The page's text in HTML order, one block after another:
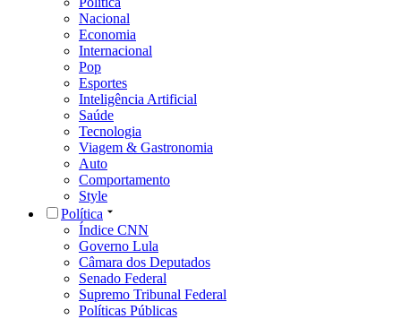
Nacional
Economia
Internacional
Pop
Esportes
Inteligência Artificial
Saúde
Tecnologia
Viagem & Gastronomia
Auto
Comportamento
Style
Política
Índice CNN
Governo Lula
Câmara dos Deputados
Senado Federal
Supremo Tribunal Federal
Políticas Públicas